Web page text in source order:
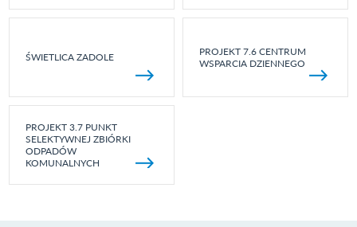
ŚWIETLICA ZADOLE
PROJEKT 7.6 CENTRUM
WSPARCIA DZIENNEGO
PROJEKT 3.7 PUNKT
SELEKTYWNEJ ZBIÓRKI
ODPADÓW
KOMUNALNYCH